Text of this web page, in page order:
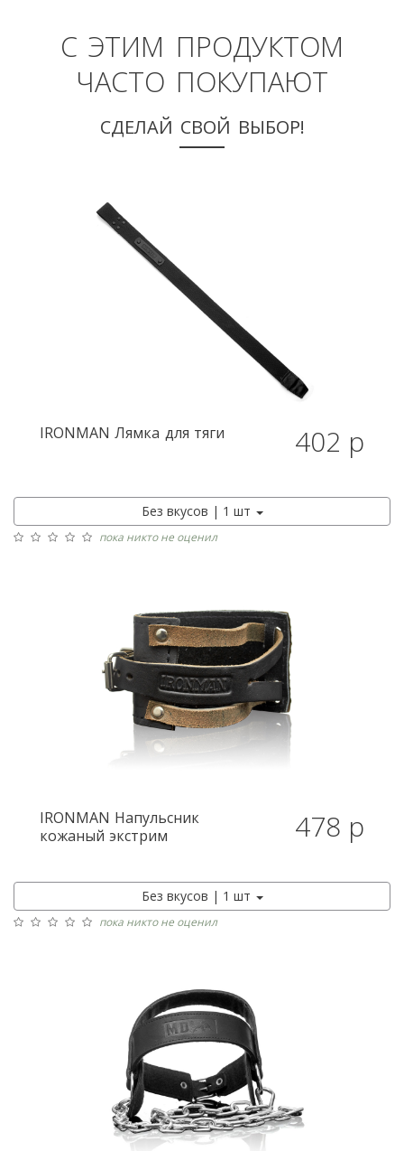
С ЭТИМ ПРОДУКТОМ
ЧАСТО ПОКУПАЮТ
СДЕЛАЙ СВОЙ ВЫБОР!
IRONMAN Лямка для тяги 402 р
Без вкусов | 1 шт
пока никто не оценил
IRONMAN Напульсник
кожаный экстрим
478 р
Без вкусов | 1 шт
пока никто не оценил